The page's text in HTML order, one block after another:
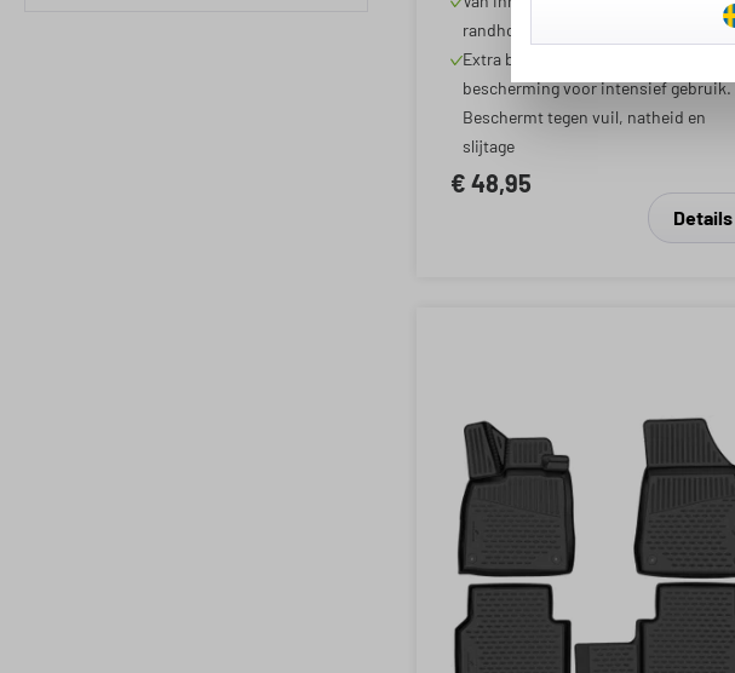
Filter toevoegen: Minimale waardering van 1 van de 5 sterren
randhoogte ca. 24 mm
Extra bescherming: allround
bescherming voor intensief gebruik.
Beschermt tegen vuil, natheid en
slijtage
€ 48,95
Details